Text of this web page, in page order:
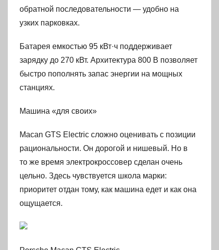
обратной последовательности — удобно на
узких парковках.
Батарея емкостью 95 кВт·ч поддерживает
зарядку до 270 кВт. Архитектура 800 В позволяет
быстро пополнять запас энергии на мощных
станциях.
Машина «для своих»
Macan GTS Electric сложно оценивать с позиции
рациональности. Он дорогой и нишевый. Но в
то же время электрокроссовер сделан очень
цельно. Здесь чувствуется школа марки:
приоритет отдан тому, как машина едет и как она
ощущается.